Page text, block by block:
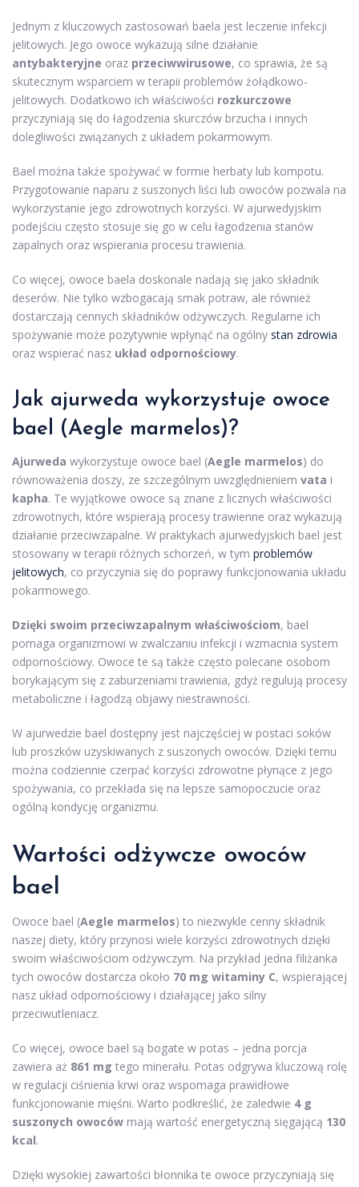
Jednym z kluczowych zastosowań baela jest leczenie infekcji
jelitowych. Jego owoce wykazują silne działanie
antybakteryjne oraz przeciwwirusowe, co sprawia, że są
skutecznym wsparciem w terapii problemów żołądkowo-
jelitowych. Dodatkowo ich właściwości rozkurczowe
przyczyniają się do łagodzenia skurczów brzucha i innych
dolegliwości związanych z układem pokarmowym.
Bael można także spożywać w formie herbaty lub kompotu.
Przygotowanie naparu z suszonych liści lub owoców pozwala na
wykorzystanie jego zdrowotnych korzyści. W ajurwedyjskim
podejściu często stosuje się go w celu łagodzenia stanów
zapalnych oraz wspierania procesu trawienia.
Co więcej, owoce baela doskonale nadają się jako składnik
deserów. Nie tylko wzbogacają smak potraw, ale również
dostarczają cennych składników odżywczych. Regularne ich
spożywanie może pozytywnie wpłynąć na ogólny stan zdrowia
oraz wspierać nasz układ odpornościowy.
Jak ajurweda wykorzystuje owoce
bael (Aegle marmelos)?
Ajurweda wykorzystuje owoce bael (Aegle marmelos) do
równoważenia doszy, ze szczególnym uwzględnieniem vata i
kapha. Te wyjątkowe owoce są znane z licznych właściwości
zdrowotnych, które wspierają procesy trawienne oraz wykazują
działanie przeciwzapalne. W praktykach ajurwedyjskich bael jest
stosowany w terapii różnych schorzeń, w tym problemów
jelitowych, co przyczynia się do poprawy funkcjonowania układu
pokarmowego.
Dzięki swoim przeciwzapalnym właściwościom, bael
pomaga organizmowi w zwalczaniu infekcji i wzmacnia system
odpornościowy. Owoce te są także często polecane osobom
borykającym się z zaburzeniami trawienia, gdyż regulują procesy
metaboliczne i łagodzą objawy niestrawności.
W ajurwedzie bael dostępny jest najczęściej w postaci soków
lub proszków uzyskiwanych z suszonych owoców. Dzięki temu
można codziennie czerpać korzyści zdrowotne płynące z jego
spożywania, co przekłada się na lepsze samopoczucie oraz
ogólną kondycję organizmu.
Wartości odżywcze owoców
bael
Owoce bael (Aegle marmelos) to niezwykle cenny składnik
naszej diety, który przynosi wiele korzyści zdrowotnych dzięki
swoim właściwościom odżywczym. Na przykład jedna filiżanka
tych owoców dostarcza około 70 mg witaminy C, wspierającej
nasz układ odpornościowy i działającej jako silny
przeciwutleniacz.
Co więcej, owoce bael są bogate w potas – jedna porcja
zawiera aż 861 mg tego minerału. Potas odgrywa kluczową rolę
w regulacji ciśnienia krwi oraz wspomaga prawidłowe
funkcjonowanie mięśni. Warto podkreślić, że zaledwie 4 g
suszonych owoców mają wartość energetyczną sięgającą 130
kcal.
Dzięki wysokiej zawartości błonnika te owoce przyczyniają się